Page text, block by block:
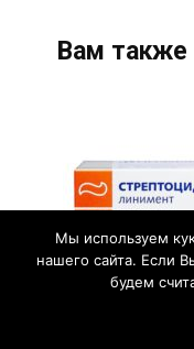
Вам также
Мы используем
нашего сайта. Если
будем